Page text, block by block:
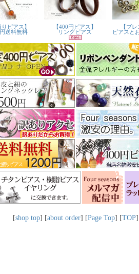
[shop top] [about order] [Page Top] [TOP]